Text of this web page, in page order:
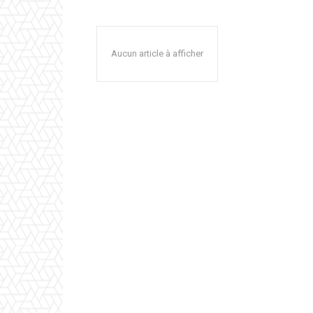
Aucun article à afficher